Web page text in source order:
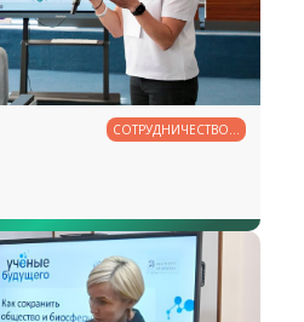
СОТРУДНИЧЕСТВО В
ОБРАЗОВАНИИ